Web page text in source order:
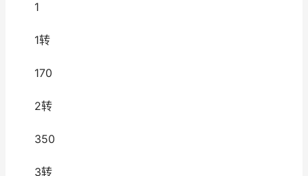
1
1转
170
2转
350
3转